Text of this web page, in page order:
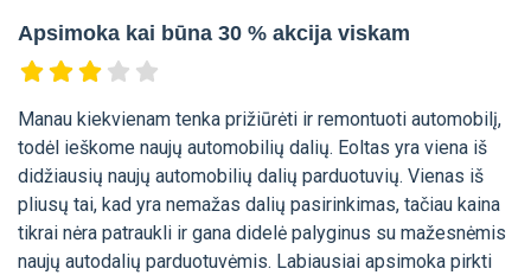
Apsimoka kai būna 30 % akcija viskam
Manau kiekvienam tenka prižiūrėti ir remontuoti automobilį,
todėl ieškome naujų automobilių dalių. Eoltas yra viena iš
didžiausių naujų automobilių dalių parduotuvių. Vienas iš
pliusų tai, kad yra nemažas dalių pasirinkimas, tačiau kaina
tikrai nėra patraukli ir gana didelė palyginus su mažesnėmis
naujų autodalių parduotuvėmis. Labiausiai apsimoka pirkti